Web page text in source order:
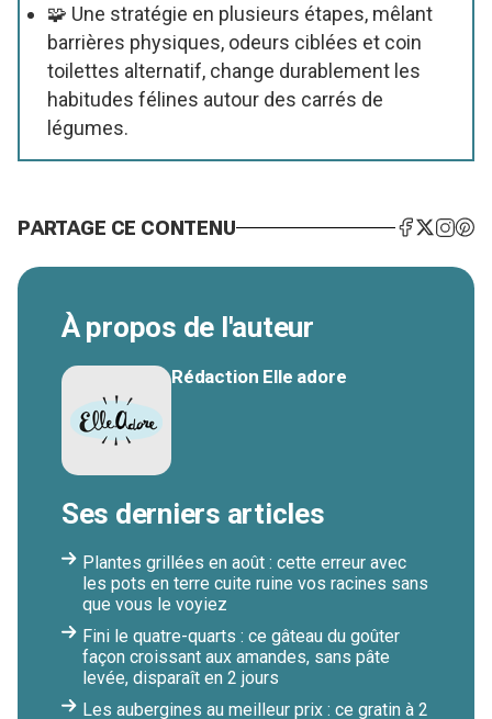
🧩 Une stratégie en plusieurs étapes, mêlant
barrières physiques, odeurs ciblées et coin
toilettes alternatif, change durablement les
habitudes félines autour des carrés de
légumes.
PARTAGE CE CONTENU
À propos de l'auteur
Rédaction Elle adore
Ses derniers articles
Plantes grillées en août : cette erreur avec
les pots en terre cuite ruine vos racines sans
que vous le voyiez
Fini le quatre-quarts : ce gâteau du goûter
façon croissant aux amandes, sans pâte
levée, disparaît en 2 jours
Les aubergines au meilleur prix : ce gratin à 2